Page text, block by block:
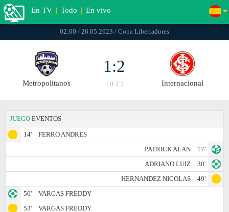
En TV | Todo | En vivo
02:00 / 26.05.2023 / Copa Libertadores
Metropolitanos
1:2
[ 0:2 ] Internacional
JUEGO EVENTOS
14'
FERRO ANDRES
PATRICK ALAN
17'
ADRIANO LUIZ
30'
HERNANDEZ NICOLAS
49'
50'
VARGAS FREDDY
53'
VARGAS FREDDY